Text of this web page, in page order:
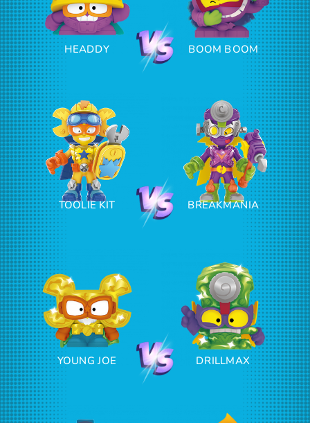
HEADDY BOOM BOOM
TOOLIE KIT BREAKMANIA
YOUNG JOE DRILLMAX